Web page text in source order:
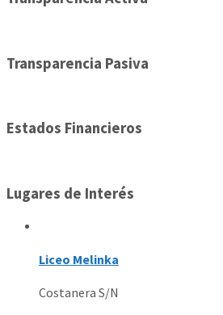
Transparencia Pasiva
Estados Financieros
Lugares de Interés
Liceo Melinka
Costanera S/N